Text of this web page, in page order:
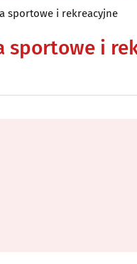
sportowe i rekreacyjne
sportowe i